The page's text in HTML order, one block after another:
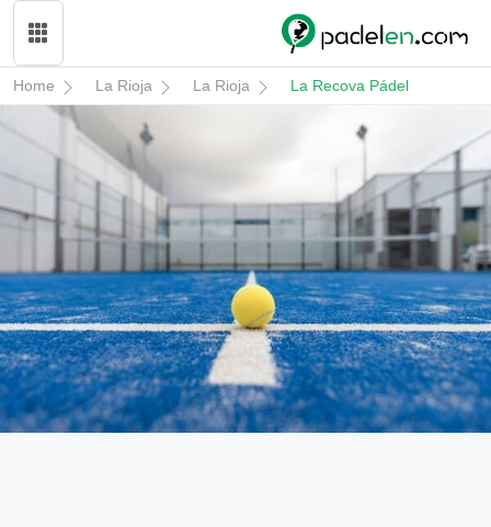
Home La Rioja La Rioja La Recova Pádel